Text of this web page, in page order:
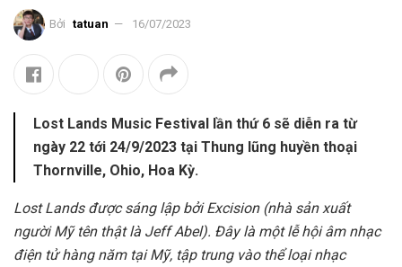
Bởi tatuan 16/07/2023
Lost Lands Music Festival lần thứ 6 sẽ diễn ra từ
ngày 22 tới 24/9/2023 tại Thung lũng huyền thoại
Thornville, Ohio, Hoa Kỳ.
Lost Lands được sáng lập bởi Excision (nhà sản xuất
người Mỹ tên thật là Jeff Abel). Đây là một lễ hội âm nhạc
điện tử hàng năm tại Mỹ, tập trung vào thể loại nhạc